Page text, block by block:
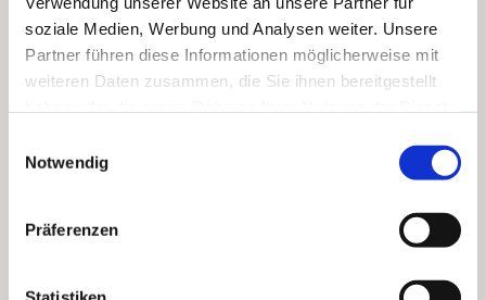
soziale Medien, Werbung und Analysen weiter. Unsere
Partner führen diese Informationen möglicherweise mit
weiteren Daten zusammen, die Sie ihnen bereitgestellt
Notwendig
Präferenzen
ODER DIE VERARBEITUNG DIENT DER GELTENDMACHUNG,
RECHTSANSPRÜCHEN (WIDERSPRUCH NACH ART. 21 ABS. 1
DSGVO).
WERDEN IHRE PERSONENBEZOGENEN DATEN
HABEN SIE DAS RECHT, JEDERZEIT WIDERSPRUCH GEGEN
DIE VERARBEITUNG SIE BETREFFENDER
PROFILING, SOWEIT ES MIT SOLCHER DIREKTWERBUNG IN
IHRE PERSONENBEZOGENEN DATEN ANSCHLIESSEND